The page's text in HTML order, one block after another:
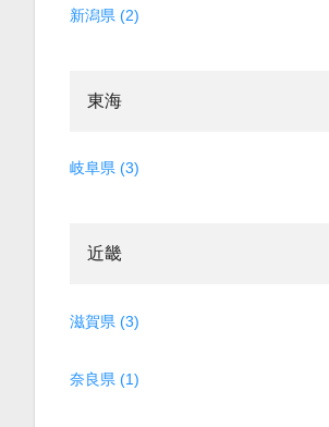
新潟県 (2)
東海
岐阜県 (3)
近畿
滋賀県 (3)
奈良県 (1)